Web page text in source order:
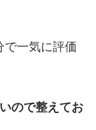
で一気に評価
ので整えてお